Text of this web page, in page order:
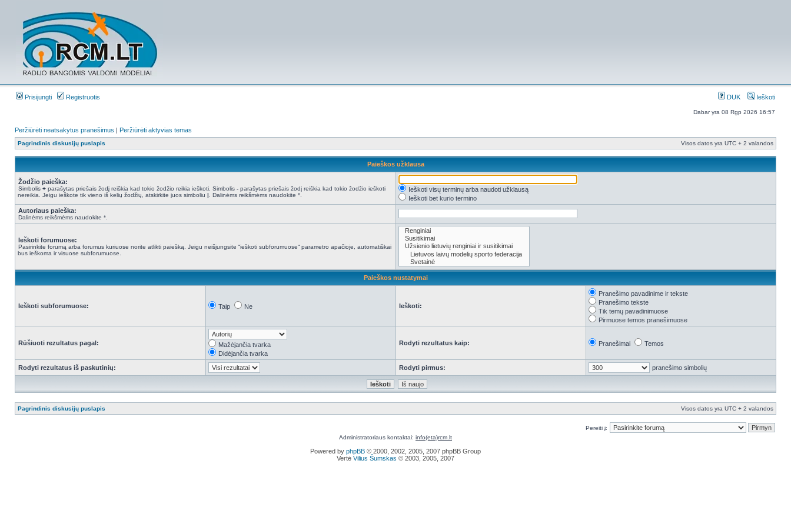
Prisijungti Registruotis DUK Ieškoti
Dabar yra 08 Rgp 2026 16:57
Peržiūrėti neatsakytus pranešimus | Peržiūrėti aktyvias temas
Pagrindinis diskusijų puslapis Visos datos yra UTC + 2 valandos
Paieškos užklausa
Žodžio paieška:
Simbolis + parašytas priešais žodį reiškia kad tokio žodžio reikia ieškoti. Simbolis - parašytas priešais žodį reiškia kad tokio žodžio ieškoti
nereikia. Jeigu ieškote tik vieno iš kelių žodžių, atskirkite juos simboliu | . Dalinėms reikšmėms naudokite *.
Ieškoti visų terminų arba naudoti užklausą
Ieškoti bet kurio termino
Autoriaus paieška:
Dalinėms reikšmėms naudokite *.
Ieškoti forumuose:
Pasirinkite forumą arba forumus kuriuose norite atlikti paiešką. Jeigu neišjungsite “ieškoti subforumuose“ parametro apačioje, automatiškai
bus ieškoma ir visuose subforumuose.
Paieškos nustatymai
Ieškoti subforumuose: Taip Ne Ieškoti:
Pranešimo pavadinime ir tekste
Pranešimo tekste
Tik temų pavadinimuose
Pirmuose temos pranešimuose
Rūšiuoti rezultatus pagal:
Mažėjančia tvarka
Didėjančia tvarka
Rodyti rezultatus kaip: Pranešimai Temos
Rodyti rezultatus iš paskutinių: Rodyti pirmus: pranešimo simbolių
Pagrindinis diskusijų puslapis Visos datos yra UTC + 2 valandos
Pereiti į:
Administratoriaus kontaktai: info(eta)rcm.lt
Powered by phpBB © 2000, 2002, 2005, 2007 phpBB Group
Vertė Vilius Šumskas © 2003, 2005, 2007